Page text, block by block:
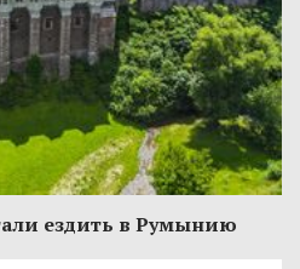
ездить в Румынию